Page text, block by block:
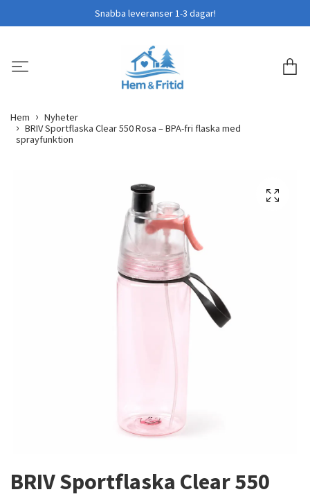
Snabba leveranser 1-3 dagar!
Hem
Nyheter
BRIV Sportflaska Clear 550 Rosa – BPA-fri flaska med
sprayfunktion
BRIV Sportflaska Clear 550